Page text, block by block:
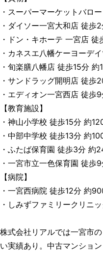
・スーパーマーケットバロ
・ダイソー一宮大和店 徒歩
・ドン・キホーテ 一宮店
・カネスエ八幡ケーヨーデ
・旬楽膳八幡店 徒歩15分 約
・サンドラッグ開明店 徒歩
・エディオン一宮西店 徒歩
【教育施設】
・神山小学校 徒歩15分 約
・中部中学校 徒歩13分 約
・ふたば保育園 徒歩3分 約
・一宮市立一色保育園 徒歩
【病院】
・一宮西病院 徒歩12分 約
・しみずファミリークリニ
株式会社リアルでは一宮市
い実績あり。中古マンショ